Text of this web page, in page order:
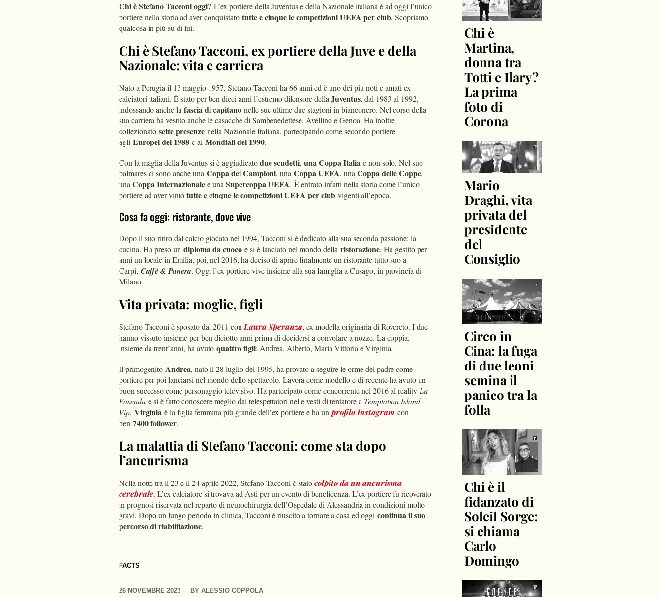
FACTS
26 NOVEMBRE 2023 BY ALESSIO COPPOLA
Chi è Stefano Tacconi oggi? L’ex portiere della Juventus e della Nazionale italiana è ad oggi l’unico
portiere nella storia ad aver conquistato tutte e cinque le competizioni UEFA per club. Scopriamo
qualcosa in più su di lui.
Chi è Stefano Tacconi, ex portiere della Juve e della
Nazionale: vita e carriera
Nato a Perugia il 13 maggio 1957, Stefano Tacconi ha 66 anni ed è uno dei più noti e amati ex
calciatori italiani. È stato per ben dieci anni l’estremo difensore dellaJuventus, dal 1983 al 1992,
indossando anche la fascia di capitano nelle sue ultime due stagioni in bianconero. Nel corso della
sua carriera ha vestito anche le casacche di Sambenedettese, Avellino e Genoa. Ha inoltre
collezionato sette presenze nella Nazionale Italiana, partecipando come secondo portiere
agli Europei del 1988 e ai Mondiali del 1990.
Con la maglia della Juventus si è aggiudicatodue scudetti, una Coppa Italia e non solo. Nel suo
palmares ci sono anche una Coppa dei Campioni, una Coppa UEFA, unaCoppa delle Coppe,
unaCoppa Internazionalee unaSupercoppa UEFA. È entrato infatti nella storia come l’unico
portiere ad aver vintotutte e cinque le competizioni UEFA per club vigenti all’epoca.
Cosa fa oggi: ristorante, dove vive
Dopo il suo ritiro dal calcio giocato nel 1994, Tacconi si è dedicato alla sua seconda passione: la
cucina. Ha preso un diploma da cuoco e si è lanciato nel mondo della ristorazione. Ha gestito per
anni un locale in Emilia, poi, nel 2016, ha deciso di aprire finalmente un ristorante tutto suo a
Carpi, Caffè & Panera. Oggi l’ex portiere vive insieme alla sua famiglia a Cusago, in provincia di
Milano.
Vita privata: moglie, figli
Stefano Tacconi è sposato dal 2011 conLaura Speranza, ex modella originaria di Rovereto. I due
hanno vissuto insieme per ben diciotto anni prima di decidersi a convolare a nozze. La coppia,
insieme da trent’anni, ha avuto quattrofigli: Andrea, Alberto, Maria Vittoria e Virginia.
Il primogenito Andrea, nato il 28 luglio del 1995, ha provato a seguire le orme del padre come
portiere per poi lanciarsi nel mondo dello spettacolo. Lavora come modello e di recente ha avuto un
buon successo come personaggio televisivo. Ha partecipato come concorrente nel 2016 al reality La
Fasenda e si è fatto conoscere meglio dai telespettatori nelle vesti di tentatore a Temptation Island
Vip. Virginia è la figlia femmina più grande dell’ex portiere e ha un profilo Instagram con
ben 7400 follower.
La malattia di Stefano Tacconi: come sta dopo
l’aneurisma
Nella notte tra il 23 e il 24 aprile 2022, Stefano Tacconi è statocolpito da un aneurisma
cerebrale. L’ex calciatore si trovava ad Asti per un evento di beneficenza. L’ex portiere fu ricoverato
in prognosi riservata nel reparto di neurochirurgia dell’Ospedale di Alessandria in condizioni molto
gravi. Dopo un lungo periodo in clinica, Tacconi è riuscito a tornare a casa ed oggi continua il suo
percorso di riabilitazione.
Chi è
Martina,
donna tra
Totti e Ilary?
La prima
foto di
Corona
Mario
Draghi, vita
privata del
presidente
del
Consiglio
Circo in
Cina: la fuga
di due leoni
semina il
panico tra la
folla
Chi è il
fidanzato di
Soleil Sorge:
si chiama
Carlo
Domingo